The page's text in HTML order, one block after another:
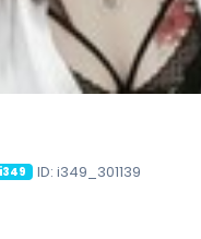
i349 ID: i349_301139